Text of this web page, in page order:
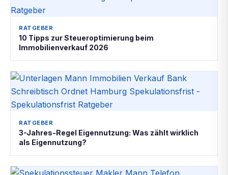
RATGEBER
10 Tipps zur Steueroptimierung beim
Immobilienverkauf 2026
RATGEBER
3-Jahres-Regel Eigennutzung: Was zählt wirklich
als Eigennutzung?